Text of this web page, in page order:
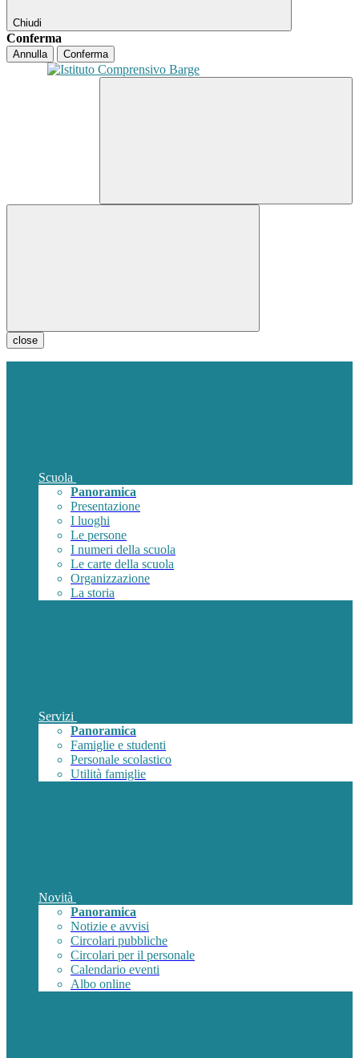
Chiudi
Conferma
Annulla Conferma
close
Scuola
Panoramica
Presentazione
I luoghi
Le persone
I numeri della scuola
Le carte della scuola
Organizzazione
La storia
Servizi
Panoramica
Famiglie e studenti
Personale scolastico
Utilità famiglie
Novità
Panoramica
Notizie e avvisi
Circolari pubbliche
Circolari per il personale
Calendario eventi
Albo online